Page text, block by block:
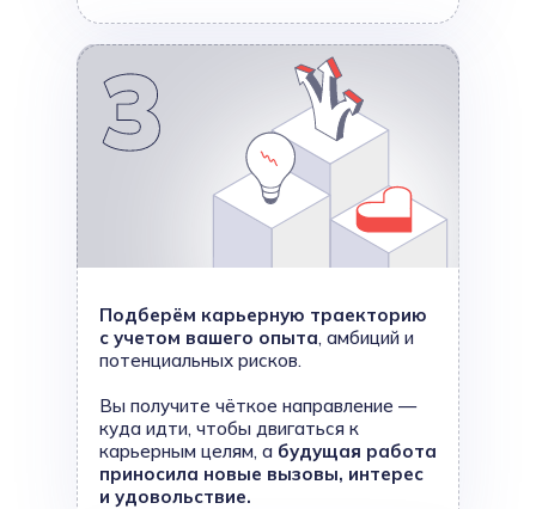
Подберём карьерную траекторию
с учетом вашего опыта, амбиций и
потенциальных рисков.
Вы получите чёткое направление —
куда идти, чтобы двигаться к
карьерным целям, а будущая работа
приносила новые вызовы, интерес
и удовольствие.